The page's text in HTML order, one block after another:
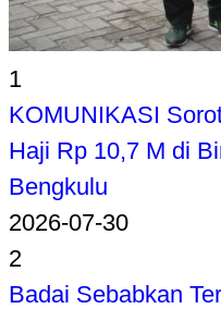
1
KOMUNIKASI
Haji Rp 10,7 M di
Bengkulu
2026-07-30
2
Badai Sebabkan